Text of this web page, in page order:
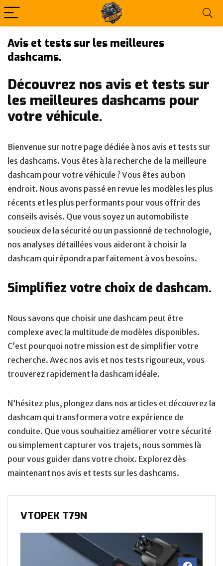
Avis et tests sur les meilleures
dashcams.
Découvrez nos avis et tests sur
les meilleures dashcams pour
votre véhicule.
Bienvenue sur notre page dédiée à nos avis et tests sur
les dashcams. Vous êtes à la recherche de la meilleure
dashcam pour votre véhicule ? Vous êtes au bon
endroit. Nous avons passé en revue les modèles les plus
récents et les plus performants pour vous offrir des
conseils avisés. Que vous soyez un automobiliste
soucieux de la sécurité ou un passionné de technologie,
nos analyses détaillées vous aideront à choisir la
dashcam qui répondra parfaitement à vos besoins.
Simplifiez votre choix de dashcam.
Nous savons que choisir une dashcam peut être
complexe avec la multitude de modèles disponibles.
C’est pourquoi notre mission est de simplifier votre
recherche. Avec nos avis et nos tests rigoureux, vous
trouverez rapidement la dashcam idéale.
N’hésitez plus, plongez dans nos articles et découvrez la
dashcam qui transformera votre expérience de
conduite. Que vous souhaitiez améliorer votre sécurité
ou simplement capturer vos trajets, nous sommes là
pour vous guider dans votre choix. Explorez dès
maintenant nos avis et tests sur les dashcams.
VTOPEK T79N